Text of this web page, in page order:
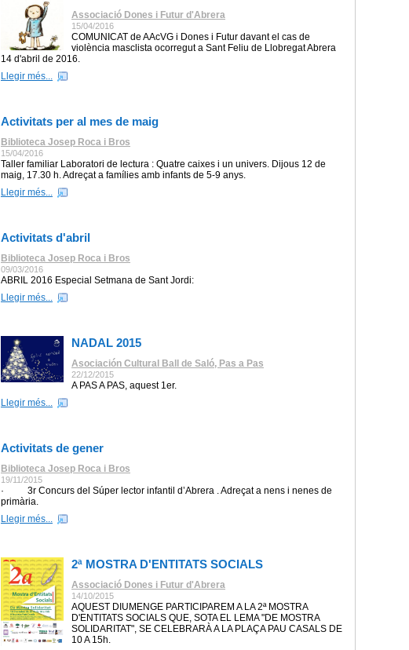
Associació Dones i Futur d'Abrera
15/04/2016
COMUNICAT de AAcVG i Dones i Futur davant el cas de
violència masclista ocorregut a Sant Feliu de Llobregat Abrera
14 d'abril de 2016.
Llegir més...
Activitats per al mes de maig
Biblioteca Josep Roca i Bros
15/04/2016
Taller familiar Laboratori de lectura : Quatre caixes i un univers. Dijous 12 de
maig, 17.30 h. Adreçat a famílies amb infants de 5-9 anys.
Llegir més...
Activitats d'abril
Biblioteca Josep Roca i Bros
09/03/2016
ABRIL 2016 Especial Setmana de Sant Jordi:
Llegir més...
NADAL 2015
Asociación Cultural Ball de Saló, Pas a Pas
22/12/2015
A PAS A PAS, aquest 1er.
Llegir més...
Activitats de gener
Biblioteca Josep Roca i Bros
19/11/2015
· 3r Concurs del Súper lector infantil d’Abrera . Adreçat a nens i nenes de
primària.
Llegir més...
2ª MOSTRA D'ENTITATS SOCIALS
Associació Dones i Futur d'Abrera
14/10/2015
AQUEST DIUMENGE PARTICIPAREM A LA 2ª MOSTRA
D'ENTITATS SOCIALS QUE, SOTA EL LEMA "DE MOSTRA
SOLIDARITAT", SE CELEBRARÀ A LA PLAÇA PAU CASALS DE
10 A 15h.